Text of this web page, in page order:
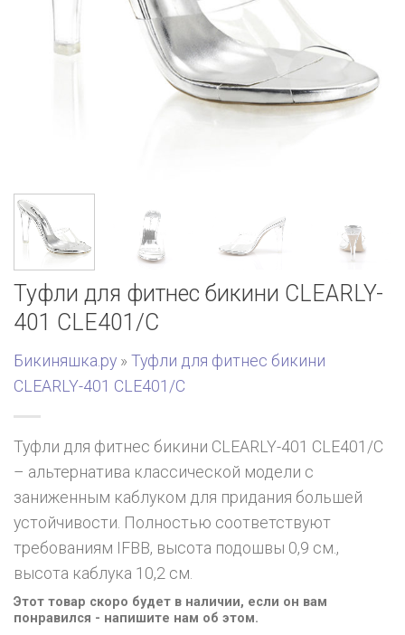
Туфли для фитнес бикини CLEARLY-
401 CLE401/C
Бикиняшка.ру » Туфли для фитнес бикини
CLEARLY-401 CLE401/C
Туфли для фитнес бикини CLEARLY-401 CLE401/C
– альтернатива классической модели с
заниженным каблуком для придания большей
устойчивости. Полностью соответствуют
требованиям IFBB, высота подошвы 0,9 см.,
высота каблука 10,2 см.
Этот товар скоро будет в наличии, если он вам
понравился - напишите нам об этом.